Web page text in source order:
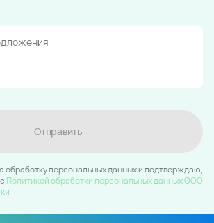
Отправить
обработку персональных данных и подтверждаю,
Политикой обработки персональных данных ООО